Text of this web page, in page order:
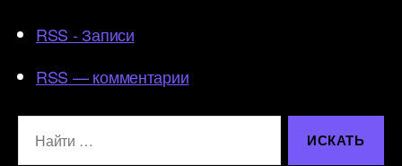
RSS - Записи
RSS — комментарии